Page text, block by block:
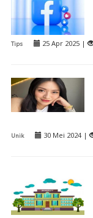
Tips 25 Apr 2025 |
Unik 30 Mei 2024 |